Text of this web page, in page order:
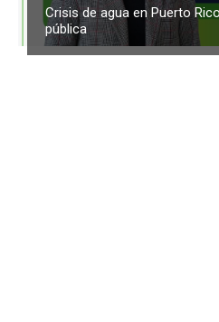
Crisis de agua en Puerto
pública